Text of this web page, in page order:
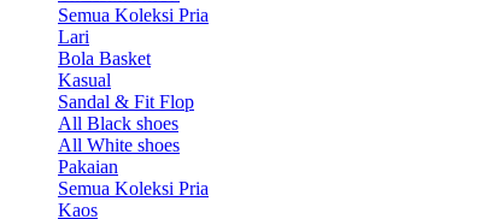
Semua Koleksi Pria
Lari
Bola Basket
Kasual
Sandal & Fit Flop
All Black shoes
All White shoes
Pakaian
Semua Koleksi Pria
Kaos